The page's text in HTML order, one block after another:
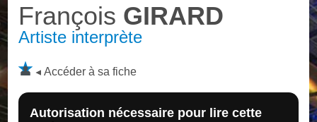
François GIRARD
Artiste interprète
Accéder à sa fiche
Autorisation nécessaire pour lire cette